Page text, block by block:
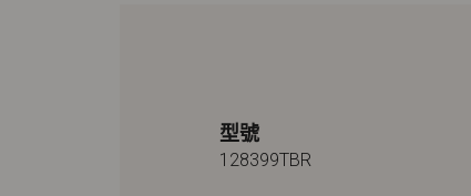
型號
128399TBR